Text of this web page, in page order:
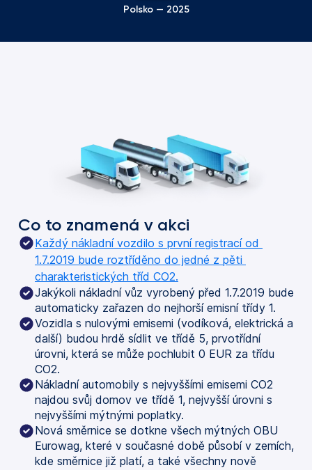
Polsko — 2025
Co to znamená v akci
Každý nákladní vozdilo s první registrací od
1.7.2019 bude roztříděno do jedné z pěti
charakteristických tříd CO2.
Jakýkoli nákladní vůz vyrobený před 1.7.2019 bude
automaticky zařazen do nejhorší emisní třídy 1.
Vozidla s nulovými emisemi (vodíková, elektrická a
další) budou hrdě sídlit ve třídě 5, prvotřídní
úrovni, která se může pochlubit 0 EUR za třídu
CO2.
Nákladní automobily s nejvyššími emisemi CO2
najdou svůj domov ve třídě 1, nejvyšší úrovni s
nejvyššími mýtnými poplatky.
Nová směrnice se dotkne všech mýtných OBU
Eurowag, které v současné době působí v zemích,
kde směrnice již platí, a také všechny nově